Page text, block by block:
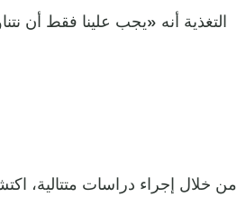
التغذية أنه «يجب علينا فقط أن
من خلال إجراء دراسات متتالية،